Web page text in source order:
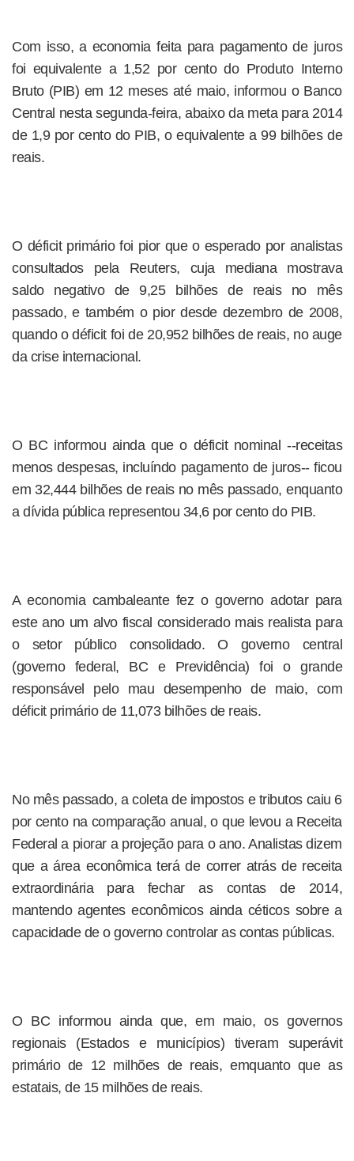
Com isso, a economia feita para pagamento de juros
foi equivalente a 1,52 por cento do Produto Interno
Bruto (PIB) em 12 meses até maio, informou o Banco
Central nesta segunda-feira, abaixo da meta para 2014
de 1,9 por cento do PIB, o equivalente a 99 bilhões de
reais.
O déficit primário foi pior que o esperado por analistas
consultados pela Reuters, cuja mediana mostrava
saldo negativo de 9,25 bilhões de reais no mês
passado, e também o pior desde dezembro de 2008,
quando o déficit foi de 20,952 bilhões de reais, no auge
da crise internacional.
O BC informou ainda que o déficit nominal --receitas
menos despesas, incluíndo pagamento de juros-- ficou
em 32,444 bilhões de reais no mês passado, enquanto
a dívida pública representou 34,6 por cento do PIB.
A economia cambaleante fez o governo adotar para
este ano um alvo fiscal considerado mais realista para
o setor público consolidado. O governo central
(governo federal, BC e Previdência) foi o grande
responsável pelo mau desempenho de maio, com
déficit primário de 11,073 bilhões de reais.
No mês passado, a coleta de impostos e tributos caiu 6
por cento na comparação anual, o que levou a Receita
Federal a piorar a projeção para o ano. Analistas dizem
que a área econômica terá de correr atrás de receita
extraordinária para fechar as contas de 2014,
mantendo agentes econômicos ainda céticos sobre a
capacidade de o governo controlar as contas públicas.
O BC informou ainda que, em maio, os governos
regionais (Estados e municípios) tiveram superávit
primário de 12 milhões de reais, emquanto que as
estatais, de 15 milhões de reais.